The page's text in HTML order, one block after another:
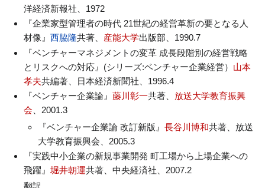
洋経済新報社、1972
『企業家型管理者の時代 21世紀の経営革新の要となる人
材像』西脇隆共著、 産能大学出版部、1990.7
『ベンチャーマネジメントの変革 成長段階別の経営戦略
とリスクへの対応』(シリーズ:ベンチャー企業経営） 山本
孝夫共編著、日本経済新聞社、1996.4
『ベンチャー企業論』藤川彰一共著、 放送大学教育振興
会 、2001.3
『ベンチャー企業論 改訂新版』長谷川博和共著、放送
大学教育振興会、2005.3
『実践中小企業の新規事業開発 町工場から上場企業への
飛躍』堀井朝運共著、中央経済社、2007.2